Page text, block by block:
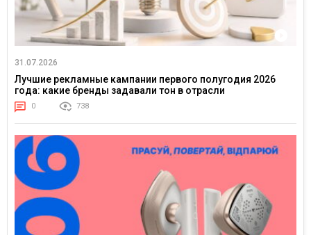
31.07.2026
Лучшие рекламные кампании первого полугодия 2026
года: какие бренды задавали тон в отрасли
0 738